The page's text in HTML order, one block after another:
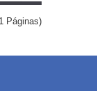
Páginas)